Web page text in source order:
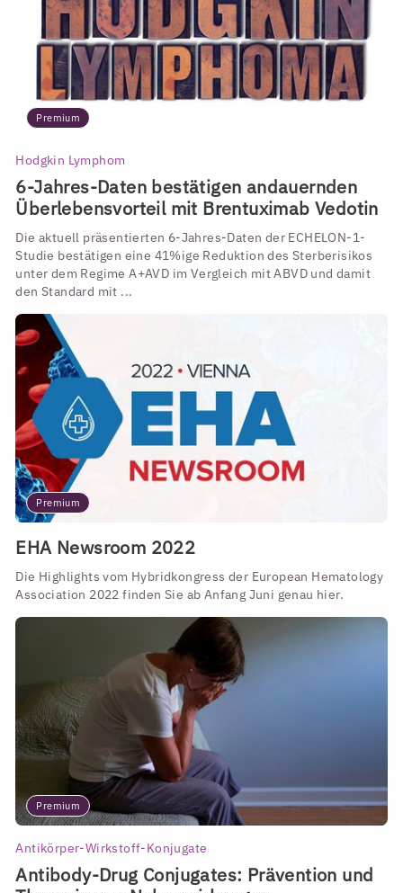
Premium
Hodgkin Lymphom
6-Jahres-Daten bestätigen andauernden
Überlebensvorteil mit Brentuximab Vedotin
Die aktuell präsentierten 6-Jahres-Daten der ECHELON-1-
Studie bestätigen eine 41%ige Reduktion des Sterberisikos
unter dem Regime A+AVD im Vergleich mit ABVD und damit
den Standard mit ...
Premium
EHA Newsroom 2022
Die Highlights vom Hybridkongress der European Hematology
Association 2022 finden Sie ab Anfang Juni genau hier.
Premium
Antikörper-Wirkstoff-Konjugate
Antibody-Drug Conjugates: Prävention und